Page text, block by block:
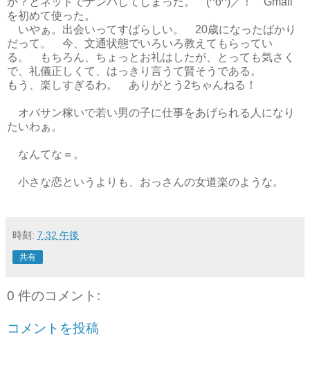
を初めて使った。
いやぁ。出会いってすばらしい。 20歳になったばかり
だって。 今、文通状態でいろいろ教えてもらってい
る。 もちろん、ちょっとお礼はしたが、とっても気さく
で、礼儀正しくて、はっきり言うて賢そうである。
もう、楽しすぎるわ。 ありがとう2ちゃんねる！
オバサン稼いで若い男の子に仕事をあげられる人になり
たいわぁ。
なんてな＝。
小さな恋というよりも、おっさんの女道楽のような。
時刻: 7:32 午後
共有
0 件のコメント:
コメントを投稿